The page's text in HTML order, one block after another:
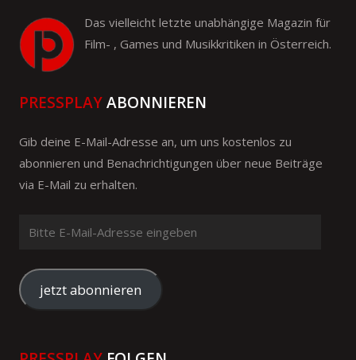
Das vielleicht letzte unabhängige Magazin für
Film- , Games und Musikkritiken in Österreich.
PRESSPLAYABONNIEREN
Gib deine E-Mail-Adresse an, um uns kostenlos zu
abonnieren und Benachrichtigungen über neue Beiträge
via E-Mail zu erhalten.
Mail-
Adresse
eingeben
jetzt abonnieren